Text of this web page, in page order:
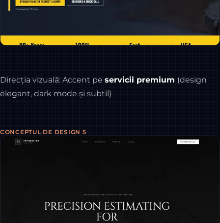
Direcția vizuală: Accent pe servicii premium (design
elegant, dark mode și subtil)
CONCEPTUL DE DESIGN 5